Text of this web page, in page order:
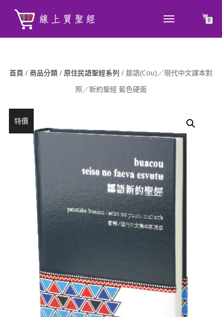
TOGGLE
0
首頁 / 商品分類 / 原住民語聖經系列 / 鄒語(Cou)／現代中文譯本對
照／新約聖經 藍色硬面
特價